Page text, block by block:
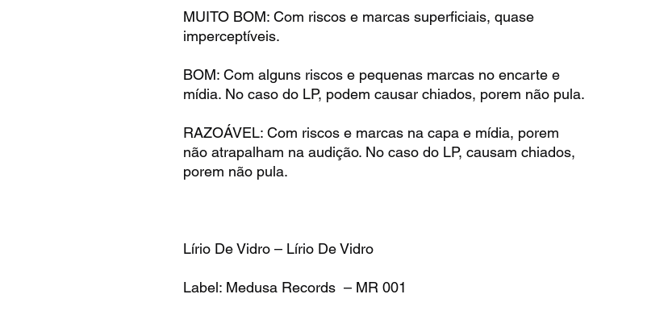
MUITO BOM: Com riscos e marcas superficiais, quase
imperceptíveis.
BOM: Com alguns riscos e pequenas marcas no encarte e
mídia. No caso do LP, podem causar chiados, porem não pula.
RAZOÁVEL: Com riscos e marcas na capa e mídia, porem
não atrapalham na audição. No caso do LP, causam chiados,
porem não pula.
Lírio De Vidro – Lírio De Vidro
Label: Medusa Records – MR 001